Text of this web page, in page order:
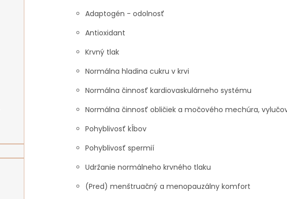
Adaptogén - odolnosť
Antioxidant
Krvný tlak
Normálna hladina cukru v krvi
Normálna činnosť kardiovaskulárneho systému
Normálna činnosť obličiek a močového mechúra,
Pohyblivosť kĺbov
Pohyblivosť spermií
Udržanie normálneho krvného tlaku
(Pred) menštruačný a menopauzálny komfort